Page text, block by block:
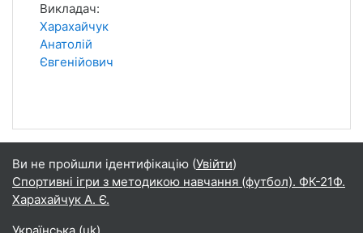
Викладач:
Харахайчук
Анатолій
Євгенійович
Ви не пройшли ідентифікацію (Увійти)
Спортивні ігри з методикою навчання (футбол). ФК-21Ф.
Харахайчук А. Є.